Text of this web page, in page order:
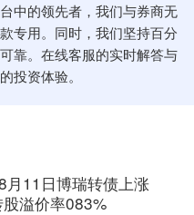
中的领先者，我们与券商无
专用。同时，我们坚持百分
靠。在线客服的实时解答与
投资体验。
月11日博瑞转债上涨
溢价率083%